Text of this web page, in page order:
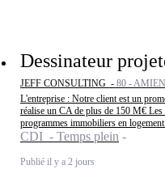
Dessinateur
JEFF CONSULTING - 80 -
L'entreprise : Notre client est un
réalise un CA de plus de 150 M€
programmes immobiliers en
CDI - Temps plein
Publié il y a 2 jours